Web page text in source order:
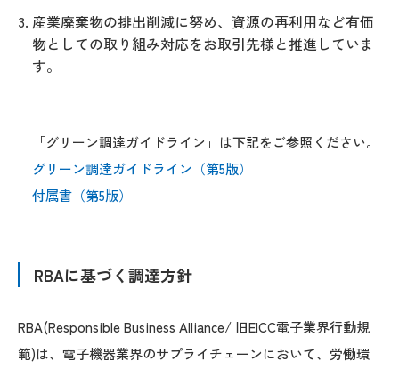
産業廃棄物の排出削減に努め、資源の再利用など有価
物としての取り組み対応をお取引先様と推進していま
す。
「グリーン調達ガイドライン」は下記をご参照ください。
グリーン調達ガイドライン（第5版）
付属書（第5版）
RBAに基づく調達方針
RBA(Responsible Business Alliance/ 旧EICC電子業界行動規
範)は、電子機器業界のサプライチェーンにおいて、労働環